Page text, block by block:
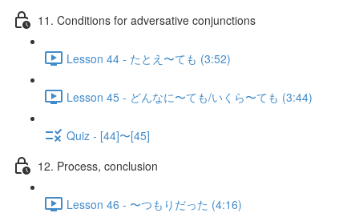
11. Conditions for adversative conjunctions
Lesson 44 - たとえ〜ても (3:52)
Lesson 45 - どんなに〜ても/いくら〜ても (3:44)
Quiz - [44]〜[45]
12. Process, conclusion
Lesson 46 - 〜つもりだった (4:16)